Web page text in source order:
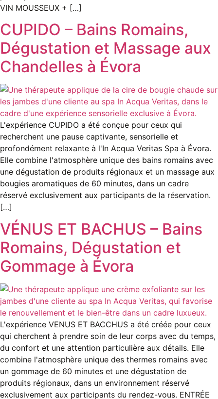
VIN MOUSSEUX + […]
CUPIDO – Bains Romains,
Dégustation et Massage aux
Chandelles à Évora
L'expérience CUPIDO a été conçue pour ceux qui
recherchent une pause captivante, sensorielle et
profondément relaxante à l'In Acqua Veritas Spa à Évora.
Elle combine l'atmosphère unique des bains romains avec
une dégustation de produits régionaux et un massage aux
bougies aromatiques de 60 minutes, dans un cadre
réservé exclusivement aux participants de la réservation.
[…]
VÉNUS ET BACHUS – Bains
Romains, Dégustation et
Gommage à Évora
L'expérience VENUS ET BACCHUS a été créée pour ceux
qui cherchent à prendre soin de leur corps avec du temps,
du confort et une attention particulière aux détails. Elle
combine l'atmosphère unique des thermes romains avec
un gommage de 60 minutes et une dégustation de
produits régionaux, dans un environnement réservé
exclusivement aux participants du rendez-vous. ENTRÉE